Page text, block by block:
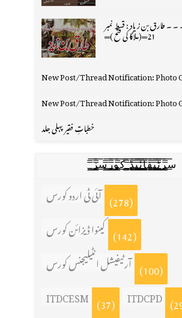
۔ طارق بن زیاد : قسط نمبر
21═(ملاگا کی فتح )═
New Post/Thread Notification: Photo
New Post/Thread Notification: Photo
خطباتِ فقیر پہلی جلد
س̳̿͟͞ر̳̿͟͞ٹ̳̿͟͞ی̳̿͟͞ف̳̿͟͞ا̳̿͟͞ي̳̳̿ٔ̿͟͟͞͞ی̳̿͟͞ڈ̳̿͟͞ ̳̿͟͞ک̳̿͟͞و̳̿͟͞ر̳̿͟͞س̳̿͟͞ز̳̿͟͞
آئی ٹی اردو کورس (278)
کینوا ڈیزائن کورس (142)
آرٹیفیشل انٹیلیجنس کورس (100)
ITDCESM (37) ITDCPD